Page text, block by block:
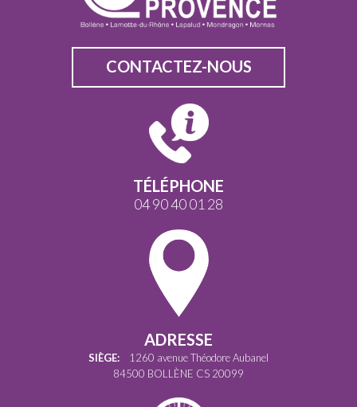
CONTACTEZ-NOUS
TÉLÉPHONE
04 90 40 01 28
ADRESSE
SIÈGE: 1260 avenue Théodore Aubanel
84500 BOLLÈNE CS 20099